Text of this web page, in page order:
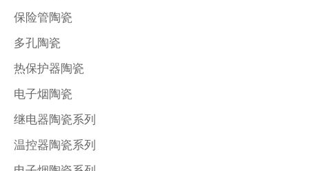
保险管陶瓷
多孔陶瓷
热保护器陶瓷
电子烟陶瓷
继电器陶瓷系列
温控器陶瓷系列